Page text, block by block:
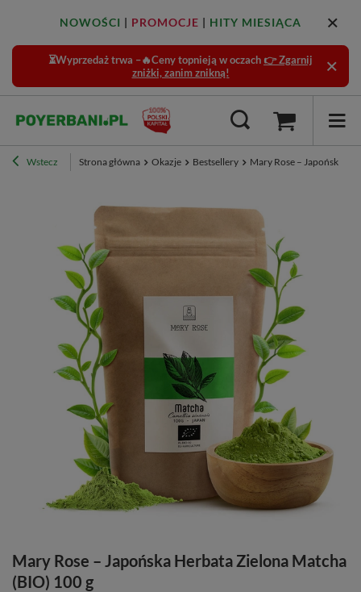
NOWOŚCI | PROMOCJE | HITY MIESIĄCA
⏳Wyprzedaż trwa –🔥Ceny topnieją w oczach 👉 Zgarnij
zniżki, zanim znikną!
Wstecz Strona główna Okazje Bestsellery Mary Rose – Japońska
Mary Rose – Japońska Herbata Zielona Matcha
(BIO) 100 g